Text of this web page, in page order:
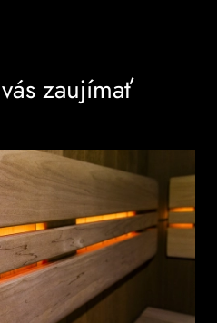
zaujímať